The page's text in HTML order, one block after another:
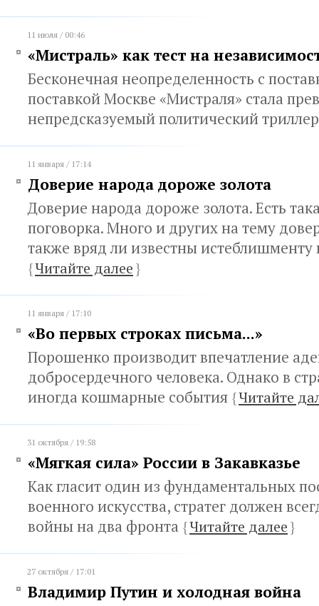
11 июля / 00:46
«Мистраль» как тест на
Бесконечная неопределенность с
поставкой Москве «Мистраля» стала
непредсказуемый политический
11 января / 17:14
Доверие народа дороже золота
Доверие народа дороже золота. Есть
поговорка. Много и других на тему
также вряд ли известны
{Читайте далее}
11 января / 17:10
«Во первых строках письма...»
Порошенко производит впечатление
добросердечного человека. Однако в
иногда кошмарные события {Читайте
31 октября / 19:58
«Мягкая сила» России в Закавказье
Как гласит один из фундаментальных
военного искусства, стратег должен
войны на два фронта {Читайте далее}
27 октября / 17:01
Владимир Путин и холодная война